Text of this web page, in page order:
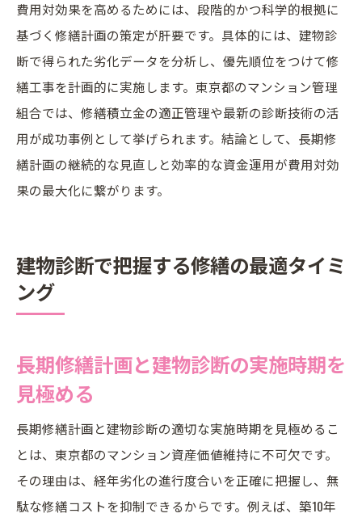
費用対効果を高めるためには、段階的かつ科学的根拠に
基づく修繕計画の策定が肝要です。具体的には、建物診
断で得られた劣化データを分析し、優先順位をつけて修
繕工事を計画的に実施します。東京都のマンション管理
組合では、修繕積立金の適正管理や最新の診断技術の活
用が成功事例として挙げられます。結論として、長期修
繕計画の継続的な見直しと効率的な資金運用が費用対効
果の最大化に繋がります。
建物診断で把握する修繕の最適タイミ
ング
長期修繕計画と建物診断の実施時期を
見極める
長期修繕計画と建物診断の適切な実施時期を見極めるこ
とは、東京都のマンション資産価値維持に不可欠です。
その理由は、経年劣化の進行度合いを正確に把握し、無
駄な修繕コストを抑制できるからです。例えば、築10年